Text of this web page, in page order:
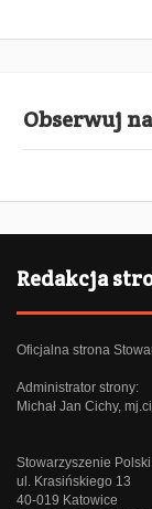
Obserwuj
Redakcja
Oficjalna strona
Administrator strony:
Michał Jan Cichy,
Stowarzyszenie
ul. Krasińskiego 13
40-019 Katowice